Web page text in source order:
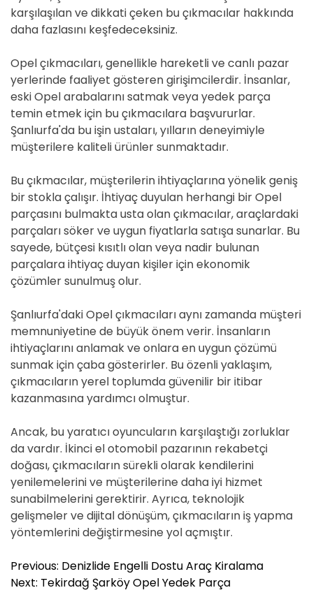
karşılaşılan ve dikkati çeken bu çıkmacılar hakkında
daha fazlasını keşfedeceksiniz.
Opel çıkmacıları, genellikle hareketli ve canlı pazar
yerlerinde faaliyet gösteren girişimcilerdir. İnsanlar,
eski Opel arabalarını satmak veya yedek parça
temin etmek için bu çıkmacılara başvururlar.
Şanlıurfa'da bu işin ustaları, yılların deneyimiyle
müşterilere kaliteli ürünler sunmaktadır.
Bu çıkmacılar, müşterilerin ihtiyaçlarına yönelik geniş
bir stokla çalışır. İhtiyaç duyulan herhangi bir Opel
parçasını bulmakta usta olan çıkmacılar, araçlardaki
parçaları söker ve uygun fiyatlarla satışa sunarlar. Bu
sayede, bütçesi kısıtlı olan veya nadir bulunan
parçalara ihtiyaç duyan kişiler için ekonomik
çözümler sunulmuş olur.
Şanlıurfa'daki Opel çıkmacıları aynı zamanda müşteri
memnuniyetine de büyük önem verir. İnsanların
ihtiyaçlarını anlamak ve onlara en uygun çözümü
sunmak için çaba gösterirler. Bu özenli yaklaşım,
çıkmacıların yerel toplumda güvenilir bir itibar
kazanmasına yardımcı olmuştur.
Ancak, bu yaratıcı oyuncuların karşılaştığı zorluklar
da vardır. İkinci el otomobil pazarının rekabetçi
doğası, çıkmacıların sürekli olarak kendilerini
yenilemelerini ve müşterilerine daha iyi hizmet
sunabilmelerini gerektirir. Ayrıca, teknolojik
gelişmeler ve dijital dönüşüm, çıkmacıların iş yapma
yöntemlerini değiştirmesine yol açmıştır.
Y
a
Previous: Denizlide Engelli Dostu Araç Kiralama
Next: Tekirdağ Şarköy Opel Yedek Parça